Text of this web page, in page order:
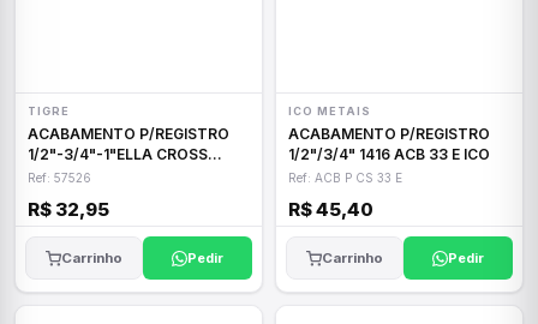
TIGRE
ACABAMENTO P/REGISTRO
1/2"-3/4"-1"ELLA CROSS
TIGRE
Ref: 57526
R$ 32,95
Carrinho Pedir
ICO METAIS
ACABAMENTO P/REGISTRO
1/2"/3/4" 1416 ACB 33 E ICO
Ref: ACB P CS 33 E
R$ 45,40
Carrinho Pedir